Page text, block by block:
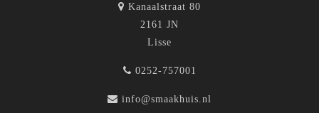
Kanaalstraat 80
2161 JN
Lisse
0252-757001
info@smaakhuis.nl